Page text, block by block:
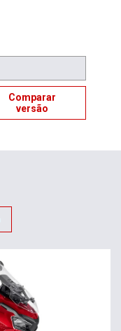
Comparar
versão